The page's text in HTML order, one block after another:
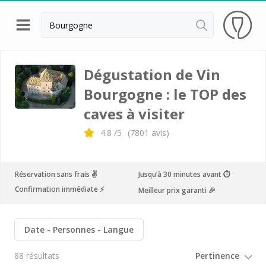
Retour
Visite cave & dégustation vin Beaune
Visite cave & dégustation vin Chablis
Visite cave & dégustation vin Dijon
Visite cave & dégustation vin Meursault
Château de Chamirey
Château de Marsannay
Dégustation de Vin
Bourgogne : le TOP des
caves à visiter
4.8 /5 (7801 avis)
Réservation sans frais ✌️
Jusqu’à 30 minutes avant ⏱
Confirmation immédiate ⚡️
Meilleur prix garanti 🎉
Date Personnes Langue
88 résultats